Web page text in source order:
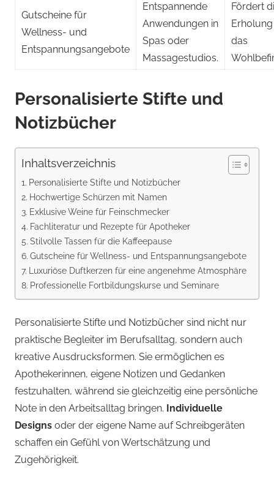
Gutscheine für
Wellness- und
Entspannungsangebote
Entspannende
Anwendungen in
Spas oder
Massagestudios.
Fördert
das
Personalisierte Stifte und
Notizbücher
Inhaltsverzeichnis
Personalisierte Stifte und Notizbücher
Hochwertige Schürzen mit Namen
Exklusive Weine für Feinschmecker
Fachliteratur und Rezepte für Apotheker
Stilvolle Tassen für die Kaffeepause
Gutscheine für Wellness- und Entspannungsangebote
Luxuriöse Duftkerzen für eine angenehme Atmosphäre
Professionelle Fortbildungskurse und Seminare
Personalisierte Stifte und Notizbücher sind nicht nur
praktische Begleiter im Berufsalltag, sondern auch
kreative Ausdrucksformen. Sie ermöglichen es
Apothekerinnen, eigene Notizen und Gedanken
festzuhalten, während sie gleichzeitig eine persönliche
Note in den Arbeitsalltag bringen. Individuelle
Designs oder der eigene Name auf Schreibgeräten
schaffen ein Gefühl von Wertschätzung und
Zugehörigkeit.